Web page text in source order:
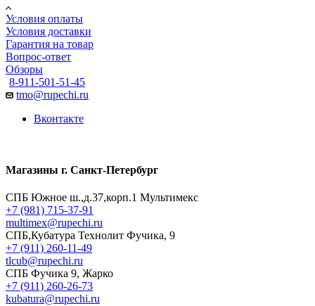
Условия оплаты
Условия доставки
Гарантия на товар
Вопрос-ответ
Обзоры
8-911-501-51-45
tmo@rupechi.ru
Вконтакте
Магазины г. Санкт-Петербург
СПБ Южное ш.,д.37,корп.1 Мультимекс
+7 (981) 715-37-91
multimex@rupechi.ru
СПБ,Кубатура Технолит Фучика, 9
+7 (911) 260-11-49
tlcub@rupechi.ru
СПБ Фучика 9, Жарко
+7 (911) 260-26-73
kubatura@rupechi.ru